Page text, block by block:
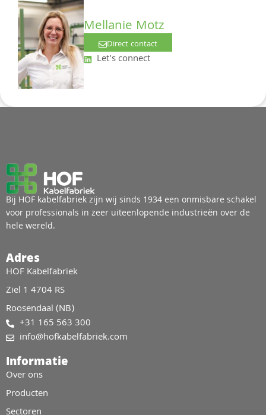
Mellanie Motz
Direct contact
Let's connect
Bij HOF kabelfabriek zijn wij sinds 1934 een onmisbare schakel
voor professionals in zeer uiteenlopende industrieën over de
hele wereld.
Adres
HOF Kabelfabriek
Ziel 1 4704 RS
Roosendaal (NB)
+31 165 563 300
info@hofkabelfabriek.com
Informatie
Over ons
Producten